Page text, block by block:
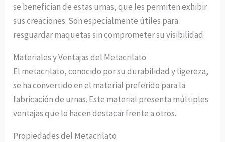
se benefician de estas urnas, que les permiten exhibir
sus creaciones. Son especialmente útiles para
resguardar maquetas sin comprometer su visibilidad.
Materiales y Ventajas del Metacrilato
El metacrilato, conocido por su durabilidad y ligereza,
se ha convertido en el material preferido para la
fabricación de urnas. Este material presenta múltiples
ventajas que lo hacen destacar frente a otros.
Propiedades del Metacrilato